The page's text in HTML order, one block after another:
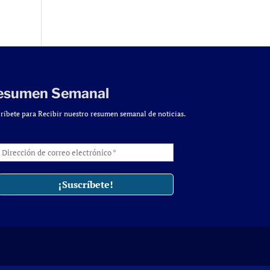
Semanal
para Recibir nuestro resumen semanal de noticias.